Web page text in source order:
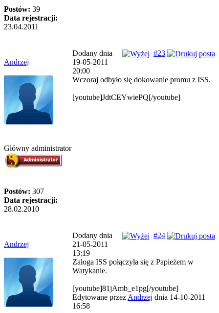
Postów: 39
Data rejestracji:
23.04.2011
Andrzej
#23
Dodany dnia
19-05-2011
20:00
Główny administrator
Postów: 307
Data rejestracji:
28.02.2010
Wczoraj odbyło się dokowanie promu z ISS.
[youtube]JdtCEYwiePQ[/youtube]
Andrzej
#24
Dodany dnia
21-05-2011
13:19
Załoga ISS połączyła się z Papieżem w
Watykanie.
[youtube]81jAmb_e1pg[/youtube]
Edytowane przez Andrzej dnia 14-10-2011
16:58